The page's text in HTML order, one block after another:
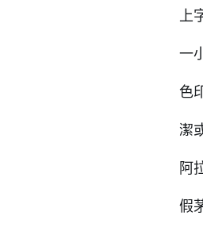
上
一
色
潔
阿
假